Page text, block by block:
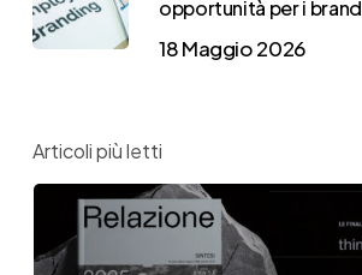
opportunità per i brand
18 Maggio 2026
Articoli più letti